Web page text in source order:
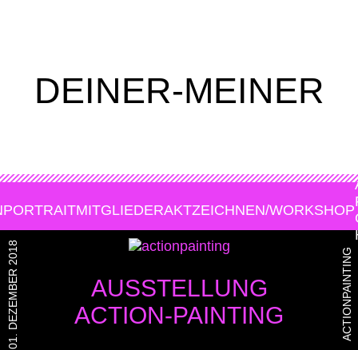
DEINER-MEINER
PORTRAITMITGLIEDERAKTZEICHNEN/WORKSHOP
AUSSTELLUNG
ACTION-PAINTING
01. DEZEMBER 2018 ACTIONPAINTING